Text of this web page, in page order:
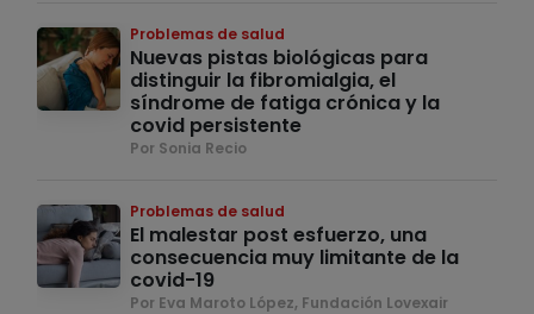
Problemas de salud
Nuevas pistas biológicas para
distinguir la fibromialgia, el
síndrome de fatiga crónica y la
covid persistente
Por Sonia Recio
Problemas de salud
El malestar post esfuerzo, una
consecuencia muy limitante de la
covid-19
Por Eva Maroto López, Fundación Lovexair